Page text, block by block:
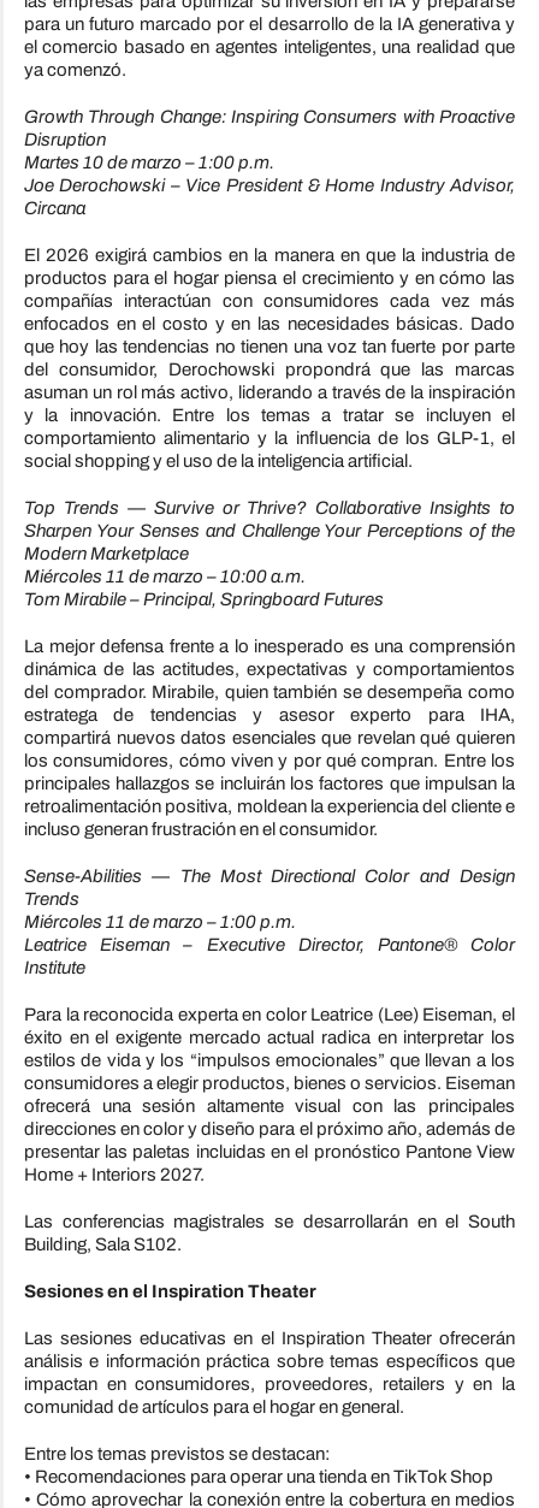
para un futuro marcado por el desarrollo de la IA generativa y
el comercio basado en agentes inteligentes, una realidad que
ya comenzó.
Growth Through Change: Inspiring Consumers with Proactive
Disruption
Martes 10 de marzo – 1:00 p.m.
Joe Derochowski – Vice President & Home Industry Advisor,
Circana
El 2026 exigirá cambios en la manera en que la industria de
productos para el hogar piensa el crecimiento y en cómo las
compañías interactúan con consumidores cada vez más
enfocados en el costo y en las necesidades básicas. Dado
que hoy las tendencias no tienen una voz tan fuerte por parte
del consumidor, Derochowski propondrá que las marcas
asuman un rol más activo, liderando a través de la inspiración
y la innovación. Entre los temas a tratar se incluyen el
comportamiento alimentario y la influencia de los GLP-1, el
social shopping y el uso de la inteligencia artificial.
Top Trends — Survive or Thrive? Collaborative Insights to
Sharpen Your Senses and Challenge Your Perceptions of the
Modern Marketplace
Miércoles 11 de marzo – 10:00 a.m.
Tom Mirabile – Principal, Springboard Futures
La mejor defensa frente a lo inesperado es una comprensión
dinámica de las actitudes, expectativas y comportamientos
del comprador. Mirabile, quien también se desempeña como
estratega de tendencias y asesor experto para IHA,
compartirá nuevos datos esenciales que revelan qué quieren
los consumidores, cómo viven y por qué compran. Entre los
principales hallazgos se incluirán los factores que impulsan la
retroalimentación positiva, moldean la experiencia del cliente e
incluso generan frustración en el consumidor.
Sense-Abilities — The Most Directional Color and Design
Trends
Miércoles 11 de marzo – 1:00 p.m.
Leatrice Eiseman – Executive Director, Pantone® Color
Institute
Para la reconocida experta en color Leatrice (Lee) Eiseman, el
éxito en el exigente mercado actual radica en interpretar los
estilos de vida y los “impulsos emocionales” que llevan a los
consumidores a elegir productos, bienes o servicios. Eiseman
ofrecerá una sesión altamente visual con las principales
direcciones en color y diseño para el próximo año, además de
presentar las paletas incluidas en el pronóstico Pantone View
Home + Interiors 2027.
Las conferencias magistrales se desarrollarán en el South
Building, Sala S102.
Sesiones en el Inspiration Theater
Las sesiones educativas en el Inspiration Theater ofrecerán
análisis e información práctica sobre temas específicos que
impactan en consumidores, proveedores, retailers y en la
comunidad de artículos para el hogar en general.
Entre los temas previstos se destacan:
• Recomendaciones para operar una tienda en TikTok Shop
• Cómo aprovechar la conexión entre la cobertura en medios